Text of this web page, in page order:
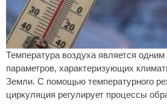
Температура воздуха является
параметров, характеризующих
Земли. С помощью температурного
циркуляция регулирует процессы